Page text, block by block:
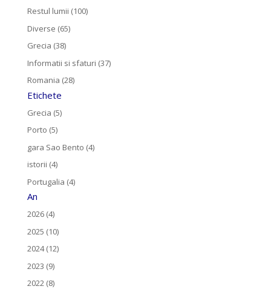
Restul lumii (100)
Diverse (65)
Grecia (38)
Informatii si sfaturi (37)
Romania (28)
Etichete
Grecia (5)
Porto (5)
gara Sao Bento (4)
istorii (4)
Portugalia (4)
An
2026 (4)
2025 (10)
2024 (12)
2023 (9)
2022 (8)